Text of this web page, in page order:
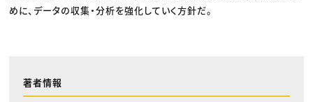
めに、データの収集・分析を強化していく方針だ。
著者情報